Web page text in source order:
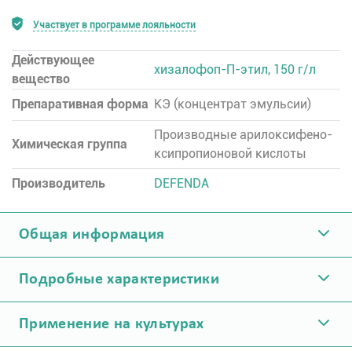
Участвует в программе лояльности
Действующее
вещество
хизалофоп-П-этил, 150 г/л
Препаративная форма КЭ (концентрат эмульсии)
Химическая группа
Производные арилоксифено-
ксипропионовой кислоты
Производитель
DEFENDA
Общая информация
Подробные характеристики
Применение на культурах